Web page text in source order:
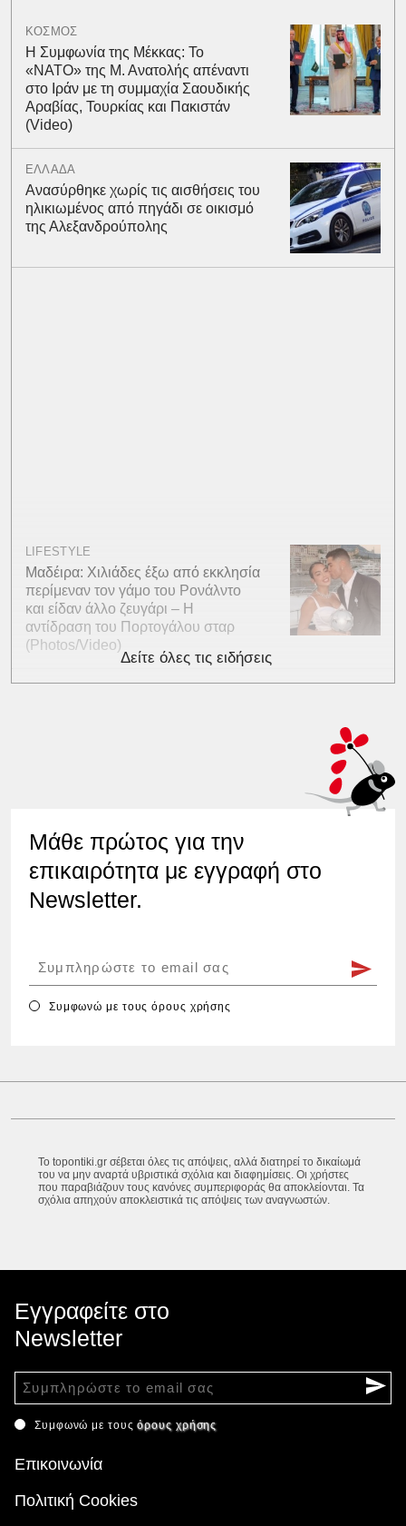
ΚΟΣΜΟΣ
Η Συμφωνία της Μέκκας: Το
«ΝΑΤΟ» της Μ. Ανατολής απέναντι
στο Ιράν με τη συμμαχία Σαουδικής
Αραβίας, Τουρκίας και Πακιστάν
(Video)
ΕΛΛΑΔΑ
Ανασύρθηκε χωρίς τις αισθήσεις του
ηλικιωμένος από πηγάδι σε οικισμό
της Αλεξανδρούπολης
LIFESTYLE
Μαδέιρα: Χιλιάδες έξω από εκκλησία
περίμεναν τον γάμο του Ρονάλντο
και είδαν άλλο ζευγάρι – Η
αντίδραση του Πορτογάλου σταρ
(Photos/Video)
Δείτε όλες τις ειδήσεις
Μάθε πρώτος για την
επικαιρότητα με εγγραφή στο
Newsletter.
Συμφωνώ με τουςόρους χρήσης
Το topontiki.gr σέβεται όλες τις απόψεις, αλλά διατηρεί το δικαίωμά
του να μην αναρτά υβριστικά σχόλια και διαφημίσεις. Οι χρήστες
που παραβιάζουν τους κανόνες συμπεριφοράς θα αποκλείονται. Τα
σχόλια απηχούν αποκλειστικά τις απόψεις των αναγνωστών.
Εγγραφείτε στο
Newsletter
Συμφωνώ με τουςόρους χρήσης
Επικοινωνία
Πολιτική Cookies